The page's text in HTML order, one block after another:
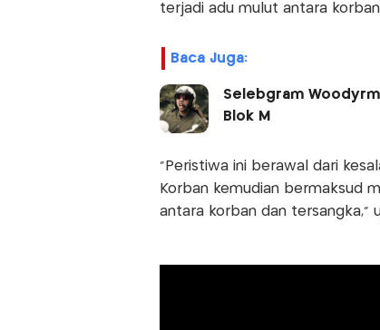
terjadi adu mulut antara
Baca Juga:
Selebgram
Blok M
"Peristiwa ini berawal dari
Korban kemudian bermaksud
antara korban dan tersangka,”